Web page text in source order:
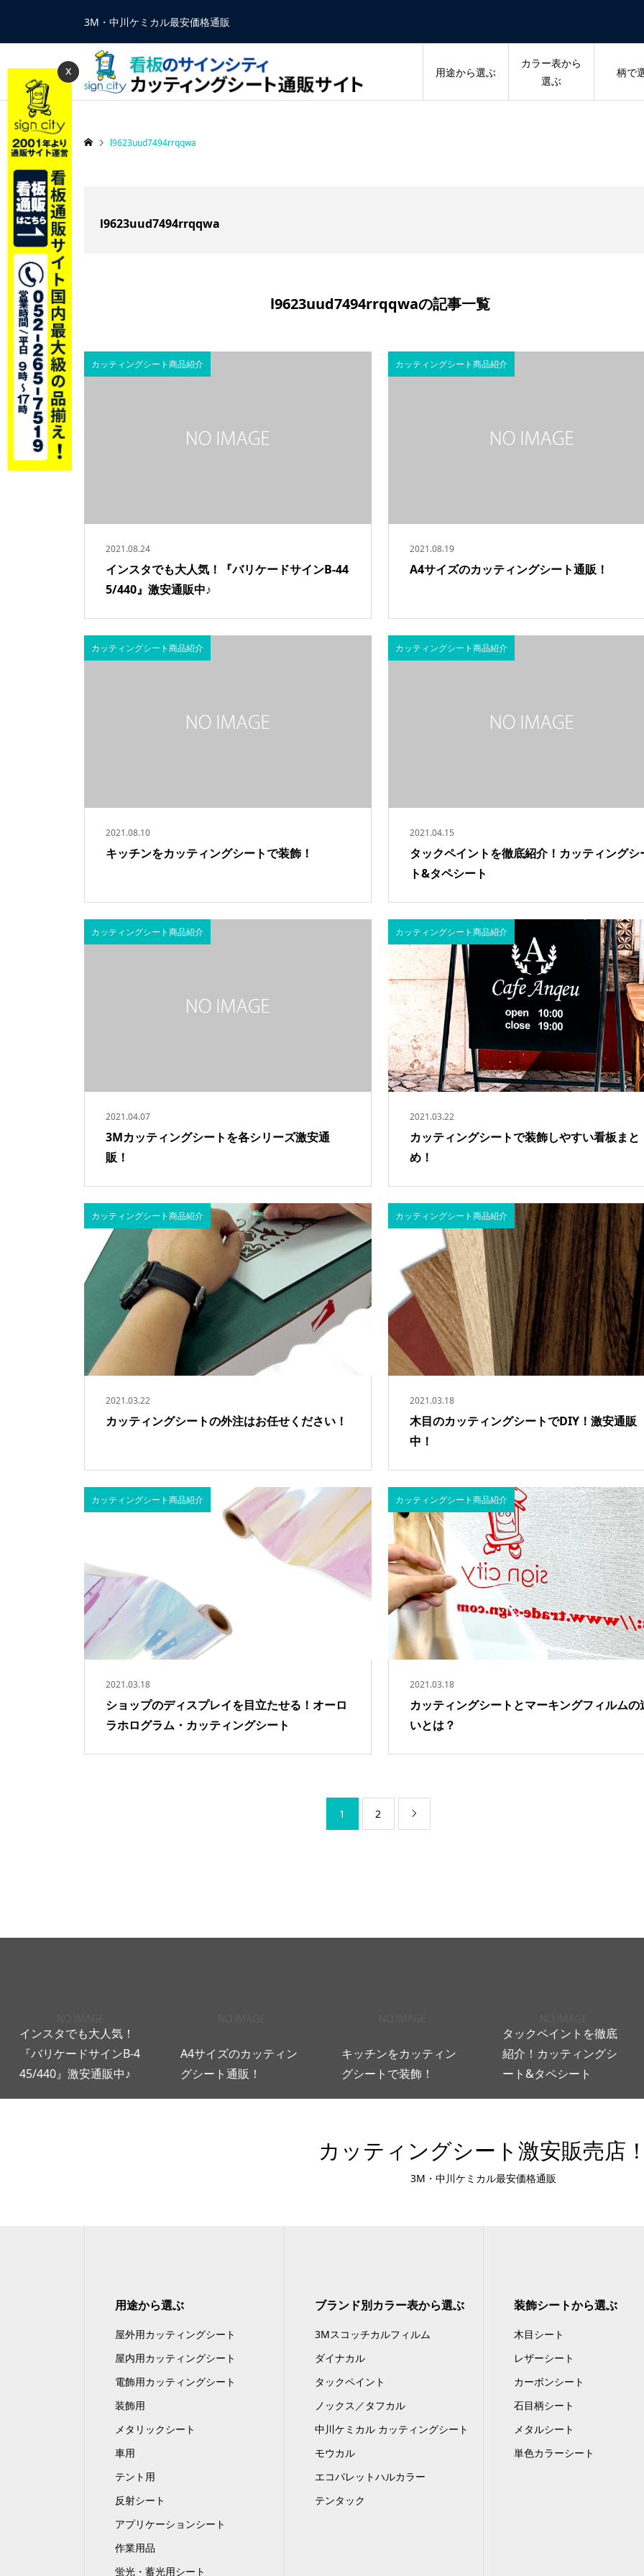
x
3M・中川ケミカル最安価格通販
用途から選ぶ
カラー表から
選ぶ
柄で
l9623uud7494rrqqwa
l9623uud7494rrqqwa
l9623uud7494rrqqwaの記事一覧
2021.08.24
インスタでも大人気！『バリケードサインB-44
5/440』激安通販中♪
カッティングシート商品紹介
2021.08.19
A4サイズのカッティングシート通販！
カッティングシート商品紹介
2021.08.10
キッチンをカッティングシートで装飾！
カッティングシート商品紹介
2021.04.15
タックペイントを徹底紹介！カッティングシ
ト&タペシート
カッティングシート商品紹介
2021.04.07
3Mカッティングシートを各シリーズ激安通
販！
カッティングシート商品紹介
2021.03.22
カッティングシートで装飾しやすい看板まと
め！
カッティングシート商品紹介
2021.03.22
カッティングシートの外注はお任せください！
カッティングシート商品紹介
2021.03.18
木目のカッティングシートでDIY！激安通販
中！
カッティングシート商品紹介
2021.03.18
ショップのディスプレイを目立たせる！オーロ
ラホログラム・カッティングシート
カッティングシート商品紹介
2021.03.18
カッティングシートとマーキングフィルムの
いとは？
カッティングシート商品紹介
1 2 
キッチンをカッティン
で装飾！
インスタでも大人気！
『バリケードサインB-4
45/440』激安通販中♪
A4サイズのカッティン
グシート通販！
キッチンをカッティン
グシートで装飾！
タックペイントを徹底
紹介！カッティングシ
ート&タペシート
カッティングシート激安販売店
3M・中川ケミカル最安価格通販
用途から選ぶ
屋外用カッティングシート
屋内用カッティングシート
電飾用カッティングシート
装飾用
メタリックシート
車用
テント用
反射シート
アプリケーションシート
作業用品
蛍光・蓄光用シート
ブランド別カラー表から選ぶ
3Mスコッチカルフィルム
ダイナカル
タックペイント
ノックス／タフカル
中川ケミカル カッティングシート
モウカル
エコパレットハルカラー
テンタック
装飾シートから選ぶ
木目シート
レザーシート
カーボンシート
石目柄シート
メタルシート
単色カラーシート